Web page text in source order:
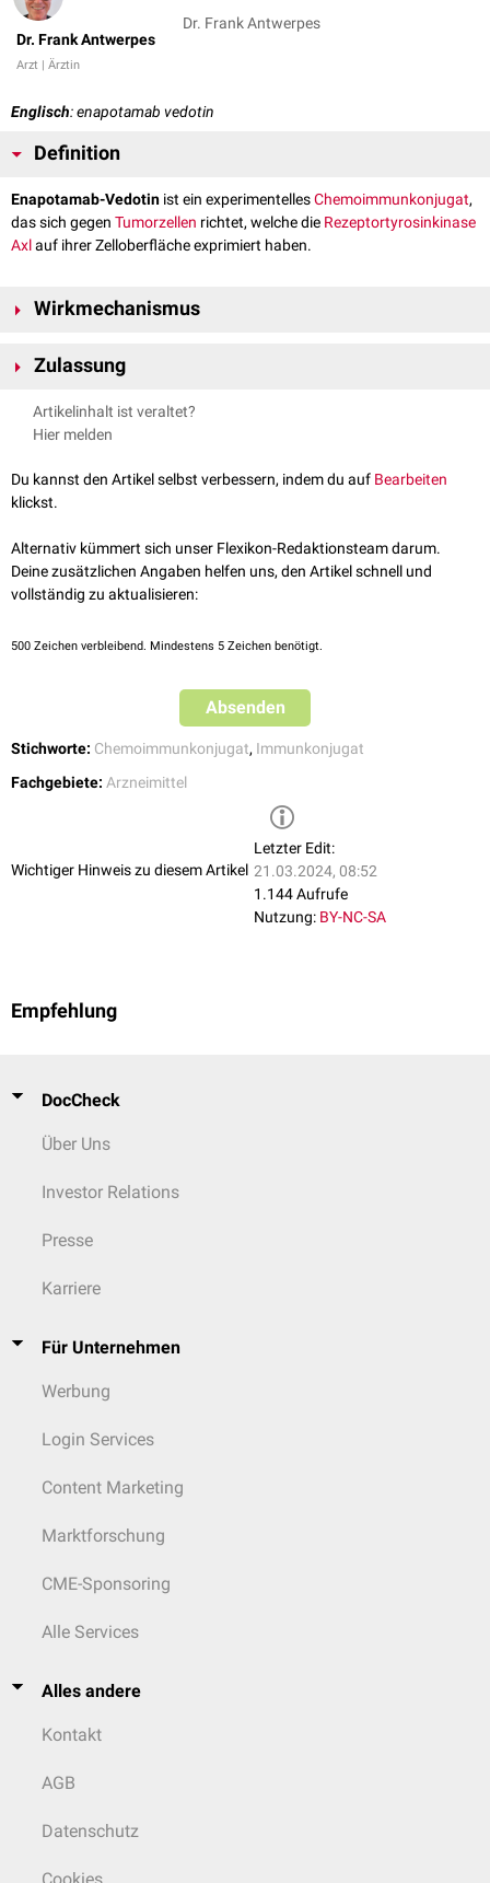
Dr. Frank Antwerpes
Arzt | Ärztin
Dr. Frank Antwerpes
Englisch: enapotamab vedotin
Definition
Enapotamab-Vedotin ist ein experimentellesChemoimmunkonjugat,
das sich gegen Tumorzellen richtet, welche die Rezeptortyrosinkinase
Axlauf ihrer Zelloberfläche exprimiert haben.
Wirkmechanismus
Tumoren exprimiert. Sie ist mitverantwortlich für die Tumorprogression.
monoklonale Antikörper Enapotamab
von Enapotamab-Vedotin an Axl auf der Zelloberfläche der Tumorzellen
Endozytose aufgenommen wird.Intrazellulärwird die
Zytotoxinkomponente in den
Immunkonjugat an seinemPeptidlinker. Das aus dem Vedotin
freigesetzteMonomethylauristatin E blockiert in der Tumorzelle die
Polymerisation vonTubulin. Es führt so zum Arrest der Tumorzelle in der
Regressiondes Tumors.
Zulassung
Enapotamab-Vedotin befindet sich zur Zeit in
Substanz wurde von
Artikelinhalt ist veraltet?
Hier melden
Du kannst den Artikel selbst verbessern, indem du auf Bearbeiten
klickst.
Alternativ kümmert sich unser Flexikon-Redaktionsteam darum.
Deine zusätzlichen Angaben helfen uns, den Artikel schnell und
vollständig zu aktualisieren:
500 Zeichen verbleibend. Mindestens 5 Zeichen benötigt.
Absenden
Stichworte: Chemoimmunkonjugat, Immunkonjugat
Fachgebiete: Arzneimittel
Wichtiger Hinweis zu diesem Artikel
Letzter Edit:
21.03.2024, 08:52
1.144 Aufrufe
Nutzung: BY-NC-SA
Empfehlung
DocCheck
Über Uns
Investor Relations
Presse
Karriere
Für Unternehmen
Werbung
Login Services
Content Marketing
Marktforschung
CME-Sponsoring
Alle Services
Alles andere
Kontakt
AGB
Datenschutz